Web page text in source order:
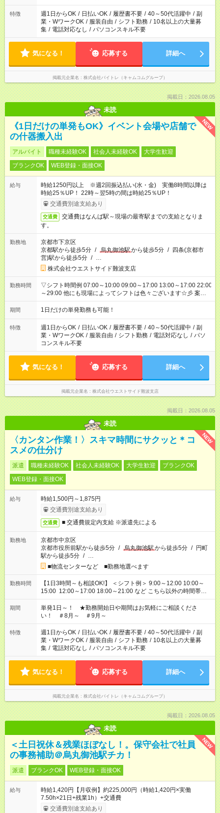
特徴 週1日からOK / 日払いOK / 履歴書不要 / 40～50代活躍中 / 副
業・WワークOK / 服装自由 / シフト勤務 / 10名以上の大量募
集 / 電話対応なし / パソコンスキル不要
気になる！ 応募する 詳細へ
掲載元企業名 株式会社バイトレ（キャムコムグループ）
掲載日：2026.08.05
未読
NEW
《1日だけの単発もOK》イベント会場や店舗で
の什器搬入出
アルバイト 職種未経験OK 社会人未経験OK
大学生歓迎
ブランクOK
WEB登録・面接OK
給与
時給1250円以上 ※週2回振込払い(水・金) 実働8時間以降は
時給25％UP！ 22時～翌5時の間は時給25％UP！
交通費別途支給あり
交通費
交通費はなんば駅～現場の最寄駅までの支給となりま
す。
勤務地
京都市下京区
京都駅から徒歩5分 / 烏丸御池駅から徒歩5分 / 四条(京都市
営)駅から徒歩5分 / …
株式会社ウエストサイド難波支店
勤務時間
▽シフト時間例 07:00～10:00 09:00～17:00 13:00～17:00 22:00
～29:00 他にも現場によってシフトは色々ございます☆彡 案件
次第では午前中だけ、午後だけで終わるお仕事も...！
期間 1日だけの単発勤務も可能！
特徴 週1日からOK / 日払いOK / 履歴書不要 / 40～50代活躍中 / 副
業・WワークOK / 服装自由 / シフト勤務 / 電話対応なし / パソ
コンスキル不要
気になる！ 応募する 詳細へ
掲載元企業名 株式会社ウエストサイド難波支店
掲載日：2026.08.05
未読
NEW
〈カンタン作業！〉スキマ時間にサクッと＊コ
スメの仕分け
派遣 職種未経験OK 社会人未経験OK 大学生歓迎
ブランクOK
WEB登録・面接OK
給与
時給1,500円～1,875円
交通費別途支給あり
交通費 ■ 交通費規定内支給 ※派遣先による
勤務地
京都市中京区
京都市役所前駅から徒歩5分 / 烏丸御池駅から徒歩5分 / 円町
駅から徒歩5分 / …
■物流センターなど ■勤務地選べます
勤務時間
【1日3時間～も相談OK!】 ＜シフト例＞ 9:00～12:00 10:00～
15:00 12:00～17:00 18:00～21:00 など こちら以外の時間帯も
お気軽にご相談ください！
期間
単発1日～！ ★勤務開始日や期間はお気軽にご相談くださ
い！ ＃8月～ ＃9月～
特徴 週1日からOK / 日払いOK / 履歴書不要 / 40～50代活躍中 / 副
業・WワークOK / 服装自由 / シフト勤務 / 10名以上の大量募
集 / 電話対応なし / パソコンスキル不要
気になる！ 応募する 詳細へ
掲載元企業名 株式会社バイトレ（キャムコムグループ）
掲載日：2026.08.05
未読
NEW
＜土日祝休＆残業ほぼなし！。保守会社で社員
の事務補助＠烏丸御池駅チカ！
派遣 ブランクOK WEB登録・面接OK
給与
時給1,420円【月収例】約225,000円（時給1,420円×実働
7.50h×21日+残業1h）+交通費
交通費別途支給あり